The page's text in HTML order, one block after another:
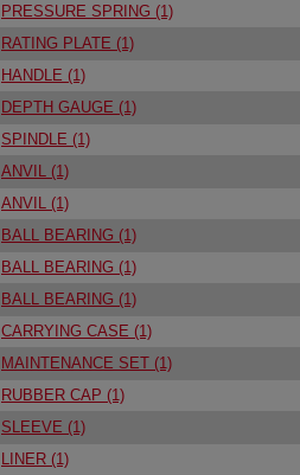
PRESSURE SPRING (1)
RATING PLATE (1)
HANDLE (1)
DEPTH GAUGE (1)
SPINDLE (1)
ANVIL (1)
ANVIL (1)
BALL BEARING (1)
BALL BEARING (1)
BALL BEARING (1)
CARRYING CASE (1)
MAINTENANCE SET (1)
RUBBER CAP (1)
SLEEVE (1)
LINER (1)